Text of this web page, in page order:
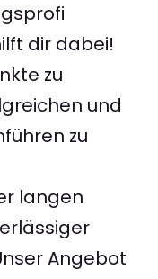
dir dabei!
zu
und
zu
langen
Angebot